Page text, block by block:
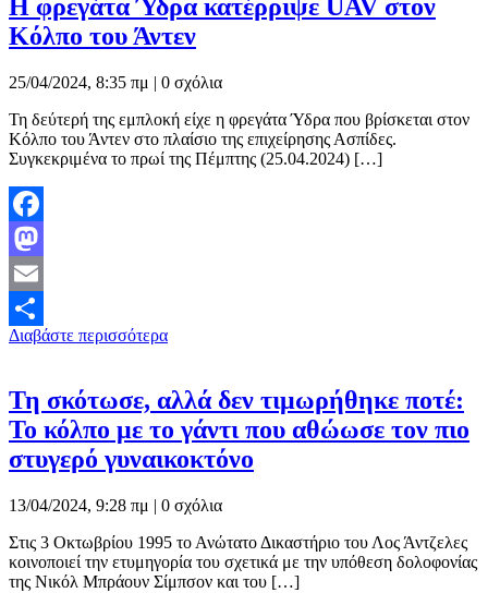
H φρεγάτα Ύδρα κατέρριψε UAV στον
Κόλπο του Άντεν
25/04/2024, 8:35 πμ | 0 σχόλια
Τη δεύτερή της εμπλοκή είχε η φρεγάτα Ύδρα που βρίσκεται στον
Κόλπο του Άντεν στο πλαίσιο της επιχείρησης Ασπίδες.
Συγκεκριμένα το πρωί της Πέμπτης (25.04.2024) […]
Facebook
Mastodon
Email
Μοιραστείτε
Διαβάστε περισσότερα
Τη σκότωσε, αλλά δεν τιμωρήθηκε ποτέ:
Το κόλπο με το γάντι που αθώωσε τον πιο
στυγερό γυναικοκτόνο
13/04/2024, 9:28 πμ | 0 σχόλια
Στις 3 Οκτωβρίου 1995 το Ανώτατο Δικαστήριο του Λος Άντζελες
κοινοποιεί την ετυμηγορία του σχετικά με την υπόθεση δολοφονίας
της Νικόλ Μπράουν Σίμπσον και του […]